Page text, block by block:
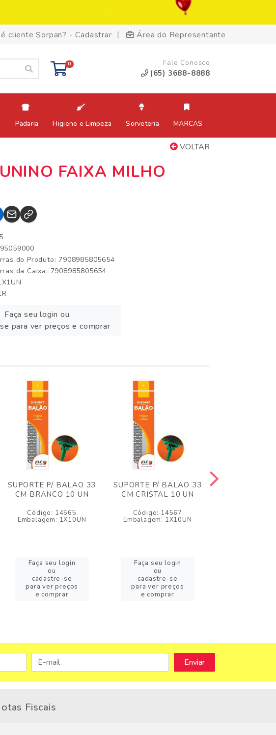
cliente Sorpan? - Cadastrar | Área do Representante
0 Fale Conosco
(65) 3688-8888
Padaria Higiene e Limpeza Sorveteria MARCAS
VOLTAR
FAIXA MILHO
do Produto: 7908985805654
da Caixa: 7908985805654
Faça seu login ou
para ver preços e comprar
SUPORTE P/ BALAO 33
CM BRANCO 10 UN
Código: 14565
Embalagem: 1X10UN
Faça seu login
ou
cadastre-se
para ver preços
e comprar
SUPORTE P/ BALAO 33
CM CRISTAL 10 UN
Código: 14567
Embalagem: 1X10UN
Faça seu login
ou
cadastre-se
para ver preços
e comprar
Fiscais